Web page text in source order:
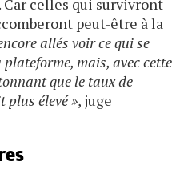
peut-être à la
allés voir ce qui se
mais, avec cette
que le taux de
plus élevé », juge